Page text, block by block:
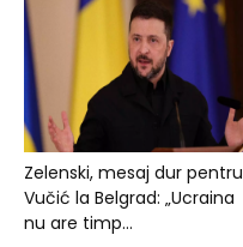
Zelenski, mesaj dur pentru
Vučić la Belgrad: „Ucraina
nu are timp...